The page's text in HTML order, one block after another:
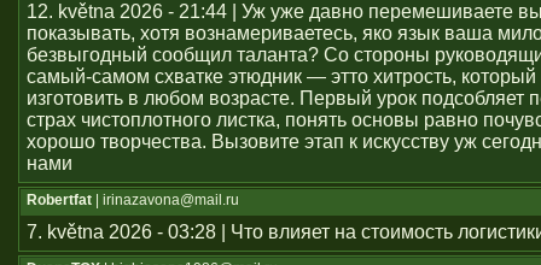
12. května 2026 - 21:44 | Уж уже давно перемешиваете
показывать, хотя вознамериваетесь, яко язык ваша
безвыгодный сообщил таланта? Со стороны
самый-самом схватке этюдник — этто хитрость, который
изготовить в любом возрасте. Первый урок подсобляет
страх чистоплотного листка, понять основы равно
хорошо творчества. Вызовите этап к искусству уж
нами
Robertfat | irinazavona@mail.ru
7. května 2026 - 03:28 | Что влияет на стоимость